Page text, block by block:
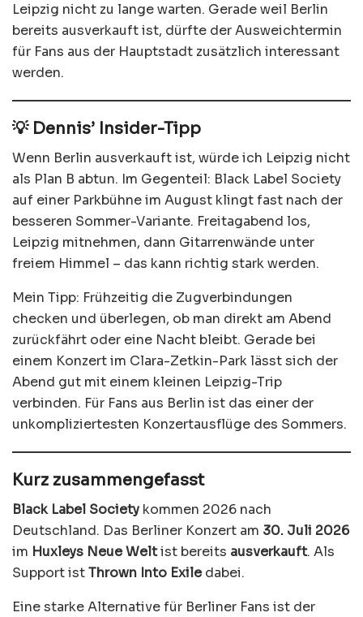
Leipzig nicht zu lange warten. Gerade weil Berlin
bereits ausverkauft ist, dürfte der Ausweichtermin
für Fans aus der Hauptstadt zusätzlich interessant
werden.
💡 Dennis’ Insider-Tipp
Wenn Berlin ausverkauft ist, würde ich Leipzig nicht
als Plan B abtun. Im Gegenteil: Black Label Society
auf einer Parkbühne im August klingt fast nach der
besseren Sommer-Variante. Freitagabend los,
Leipzig mitnehmen, dann Gitarrenwände unter
freiem Himmel – das kann richtig stark werden.
Mein Tipp: Frühzeitig die Zugverbindungen
checken und überlegen, ob man direkt am Abend
zurückfährt oder eine Nacht bleibt. Gerade bei
einem Konzert im Clara-Zetkin-Park lässt sich der
Abend gut mit einem kleinen Leipzig-Trip
verbinden. Für Fans aus Berlin ist das einer der
unkompliziertesten Konzertausflüge des Sommers.
Kurz zusammengefasst
Black Label Society kommen 2026 nach
Deutschland. Das Berliner Konzert am 30. Juli 2026
im Huxleys Neue Weltist bereits ausverkauft. Als
Support istThrown Into Exiledabei.
Eine starke Alternative für Berliner Fans ist der